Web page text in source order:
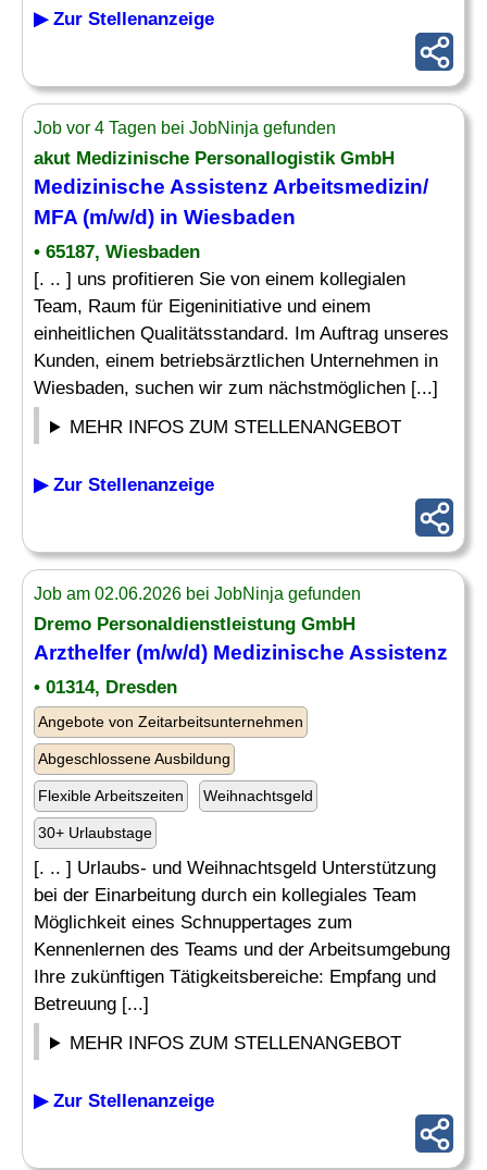
▶ Zur Stellenanzeige
Job vor 4 Tagen bei JobNinja gefunden
akut Medizinische Personallogistik GmbH
Medizinische Assistenz Arbeitsmedizin/
MFA (m/w/d) in Wiesbaden
• 65187, Wiesbaden
[. .. ] uns profitieren Sie von einem kollegialen
Team, Raum für Eigeninitiative und einem
einheitlichen Qualitätsstandard. Im Auftrag unseres
Kunden, einem betriebsärztlichen Unternehmen in
Wiesbaden, suchen wir zum nächstmöglichen [...]
MEHR INFOS ZUM STELLENANGEBOT
▶ Zur Stellenanzeige
Job am 02.06.2026 bei JobNinja gefunden
Dremo Personaldienstleistung GmbH
Arzthelfer (m/w/d) Medizinische Assistenz
• 01314, Dresden
Angebote von Zeitarbeitsunternehmen
Abgeschlossene Ausbildung
Flexible Arbeitszeiten Weihnachtsgeld
30+ Urlaubstage
[. .. ] Urlaubs- und Weihnachtsgeld Unterstützung
bei der Einarbeitung durch ein kollegiales Team
Möglichkeit eines Schnuppertages zum
Kennenlernen des Teams und der Arbeitsumgebung
Ihre zukünftigen Tätigkeitsbereiche: Empfang und
Betreuung [...]
MEHR INFOS ZUM STELLENANGEBOT
▶ Zur Stellenanzeige